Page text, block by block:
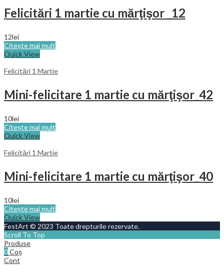
Felicitări 1 martie cu mărţişor _12
12lei
Citește mai mult
Quick View
Felicitări 1 Martie
Mini-felicitare 1 martie cu mărţişor_42
10lei
Citește mai mult
Quick View
Felicitări 1 Martie
Mini-felicitare 1 martie cu mărţişor_40
10lei
Citește mai mult
Quick View
FestArt © 2023 Toate drepturile rezervate.
Scroll To Top
Produse
0Coș
Cont